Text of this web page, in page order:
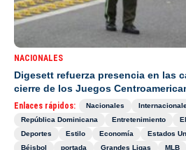
NACIONALES
Digesett refuerza presencia en las
cierre de los Juegos
Enlaces rápidos: Nacionales
República Dominicana
Entretenimiento
Deportes
Estilo Economía Estados
Béisbol
portada Grandes Ligas MLB